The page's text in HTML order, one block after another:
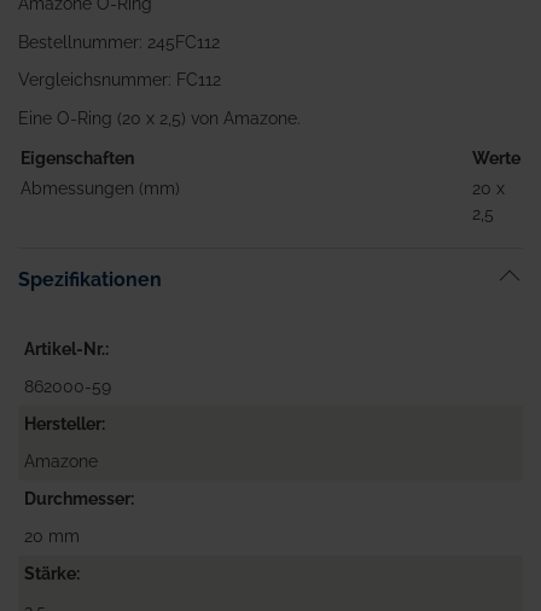
Amazone O-Ring
Bestellnummer: 245FC112
Vergleichsnummer: FC112
Eine O-Ring (20 x 2,5) von Amazone.
Eigenschaften
Werte
Abmessungen (mm)
20 x
2,5
Spezifikationen
Artikel-Nr.
862000-59
Hersteller
Amazone
Durchmesser
20 mm
Stärke